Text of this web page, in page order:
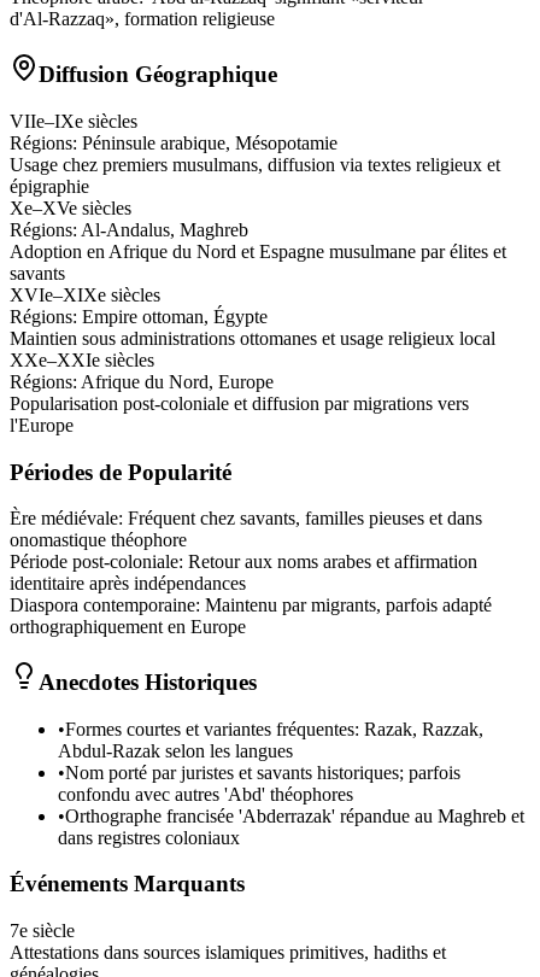
d'Al‑Razzaq», formation religieuse
Diffusion Géographique
VIIe–IXe siècles
Régions: Péninsule arabique, Mésopotamie
Usage chez premiers musulmans, diffusion via textes religieux et
épigraphie
Xe–XVe siècles
Régions: Al‑Andalus, Maghreb
Adoption en Afrique du Nord et Espagne musulmane par élites et
savants
XVIe–XIXe siècles
Régions: Empire ottoman, Égypte
Maintien sous administrations ottomanes et usage religieux local
XXe–XXIe siècles
Régions: Afrique du Nord, Europe
Popularisation post‑coloniale et diffusion par migrations vers
l'Europe
Périodes de Popularité
Ère médiévale: Fréquent chez savants, familles pieuses et dans
onomastique théophore
Période post‑coloniale: Retour aux noms arabes et affirmation
identitaire après indépendances
Diaspora contemporaine: Maintenu par migrants, parfois adapté
orthographiquement en Europe
Anecdotes Historiques
•Formes courtes et variantes fréquentes: Razak, Razzak,
Abdul‑Razak selon les langues
•Nom porté par juristes et savants historiques; parfois
confondu avec autres 'Abd' théophores
•Orthographe francisée 'Abderrazak' répandue au Maghreb et
dans registres coloniaux
Événements Marquants
7e siècle
Attestations dans sources islamiques primitives, hadiths et